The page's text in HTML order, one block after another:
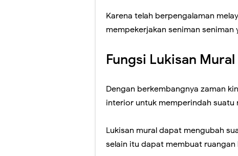
Karena telah berpengalaman
mempekerjakan seniman
Fungsi Lukisan Mural
Dengan berkembangnya zaman
interior untuk memperindah suatu
Lukisan mural dapat mengubah
selain itu dapat membuat